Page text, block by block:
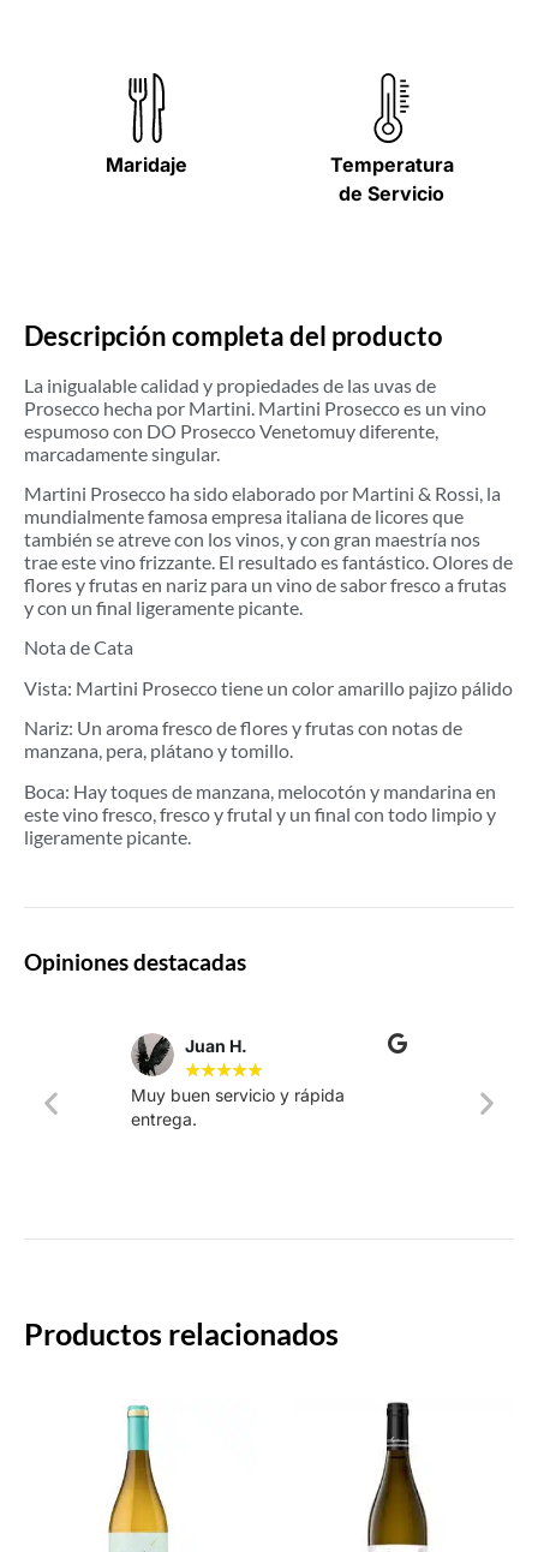
Maridaje
Temperatura
de Servicio
Descripción completa del producto
La inigualable calidad y propiedades de las uvas de
Prosecco hecha por Martini. Martini Prosecco es un vino
espumoso con DO Prosecco Venetomuy diferente,
marcadamente singular.
Martini Prosecco ha sido elaborado por Martini & Rossi, la
mundialmente famosa empresa italiana de licores que
también se atreve con los vinos, y con gran maestría nos
trae este vino frizzante. El resultado es fantástico. Olores de
flores y frutas en nariz para un vino de sabor fresco a frutas
y con un final ligeramente picante.
Nota de Cata
Vista: Martini Prosecco tiene un color amarillo pajizo pálido
Nariz: Un aroma fresco de flores y frutas con notas de
manzana, pera, plátano y tomillo.
Boca: Hay toques de manzana, melocotón y mandarina en
este vino fresco, fresco y frutal y un final con todo limpio y
ligeramente picante.
Opiniones destacadas
Juan H.
★★★★★
Muy buen servicio y rápida
entrega.
La
Productos relacionados